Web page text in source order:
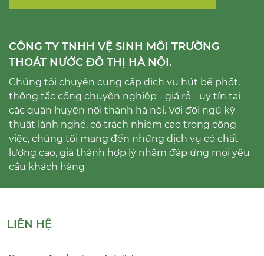
CÔNG TY TNHH VỆ SINH MÔI TRƯỜNG
THOÁT NƯỚC ĐÔ THỊ HÀ NỘI.
Chúng tôi chuyên cung cấp dịch vụ hút bể phốt,
thông tắc cống chuyên nghiệp - giá rẻ - uy tín tại
các quận huyện nội thành hà nội. Với đội ngũ kỹ
thuật lành nghề, có trách nhiệm cao trong công
việc, chúng tôi mang đến những dịch vụ có chất
lượng cao, giá thành hợp lý nhằm đáp ứng mọi yêu
cầu khách hàng
LIÊN HỆ